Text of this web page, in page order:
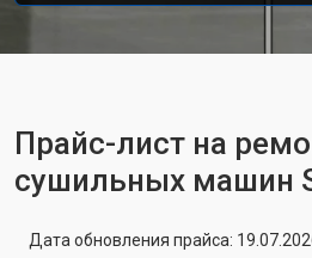
Прайс-лист на
сушильных машин
Дата обновления прайса: